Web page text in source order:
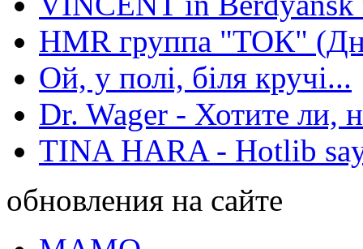
HMR группа "ТОК"
Ой, у полі, біля кручі...
Dr. Wager - Хотите ли,
TINA HARA - Hotlib
обновления на сайте